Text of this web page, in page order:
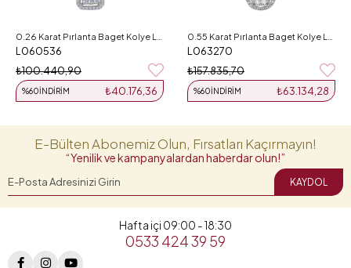
L060536
₺40.176,36
%60İNDIRIM
₺100.440,90
L063270
₺63.134,28
%60İNDIRIM
₺157.835,70
E-Bülten Abonemiz Olun, Fırsatları Kaçırmayın!
“Yenilik ve kampanyalardan haberdar olun!”
KAYDOL
Hafta içi 09:00 - 18:30
0533 424 39 59